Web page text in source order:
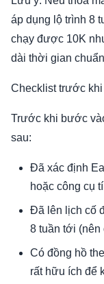
áp dụng lộ trình 8
chạy được 10K
dài thời gian
Checklist trước
Trước khi bước
sau:
Đã xác định
hoặc công cụ
Đã lên lịch cố
8 tuần tới (nên
Có đồng hồ
rất hữu ích để